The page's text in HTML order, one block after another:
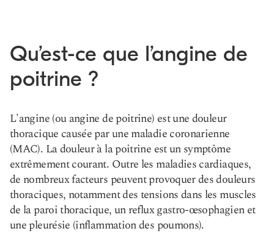
Qu’est-ce que l’angine de
poitrine ?
L'angine (ou angine de poitrine) est une douleur
thoracique causée par une maladie coronarienne
(MAC). La douleur à la poitrine est un symptôme
extrêmement courant. Outre les maladies cardiaques,
de nombreux facteurs peuvent provoquer des douleurs
thoraciques, notamment des tensions dans les muscles
de la paroi thoracique, un reflux gastro-œsophagien et
une pleurésie (inflammation des poumons).